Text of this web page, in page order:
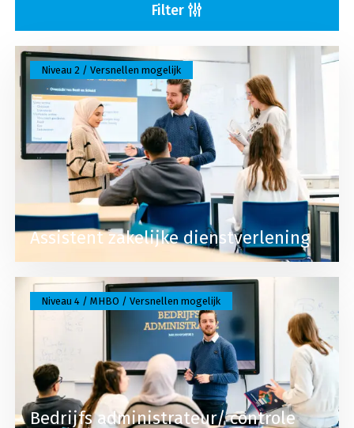
Filter
Assistent zakelijke dienstverlening
Niveau 2 / Versnellen mogelijk
Lees meer over Assistent zakelijke
Bedrijfs administrateur/ controle
Niveau 4 / MHBO / Versnellen mogelijk
Lees meer over Bedrijfs administrateur/